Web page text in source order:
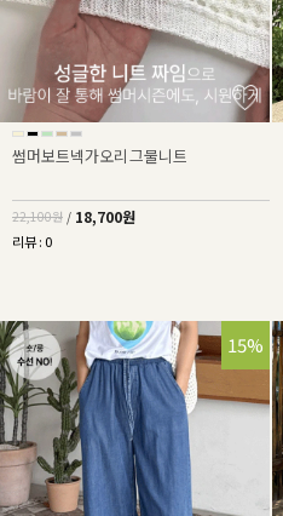
썸머보트넥가오리그물니트
22,100원 / 18,700원
리뷰 : 0
32%
15%